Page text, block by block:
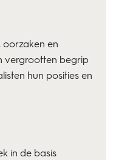
oorzaken en
vergrootten begrip
hun posities en
in de basis